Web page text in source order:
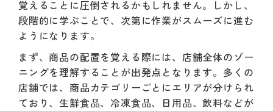
覚えることに圧倒されるかもしれません。しかし、
段階的に学ぶことで、次第に作業がスムーズに進む
ようになります。
まず、商品の配置を覚える際には、店舗全体のゾー
ニングを理解することが出発点となります。多くの
店舗では、商品カテゴリーごとにエリアが分けられ
ており、生鮮食品、冷凍食品、日用品、飲料などが